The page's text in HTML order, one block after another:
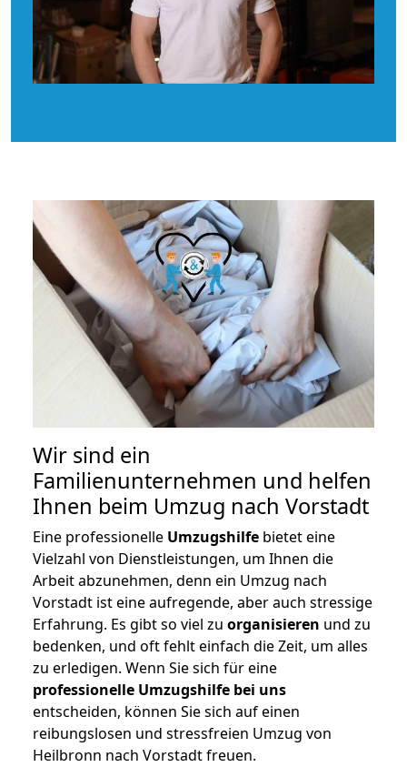
Wir sind ein
Familienunternehmen und helfen
Ihnen beim Umzug nach Vorstadt
Eine professionelle Umzugshilfe bietet eine
Vielzahl von Dienstleistungen, um Ihnen die
Arbeit abzunehmen, denn ein Umzug nach
Vorstadt ist eine aufregende, aber auch stressige
Erfahrung. Es gibt so viel zu organisieren und zu
bedenken, und oft fehlt einfach die Zeit, um alles
zu erledigen. Wenn Sie sich für eine
professionelle Umzugshilfe bei uns
entscheiden, können Sie sich auf einen
reibungslosen und stressfreien Umzug von
Heilbronn nach Vorstadt freuen.